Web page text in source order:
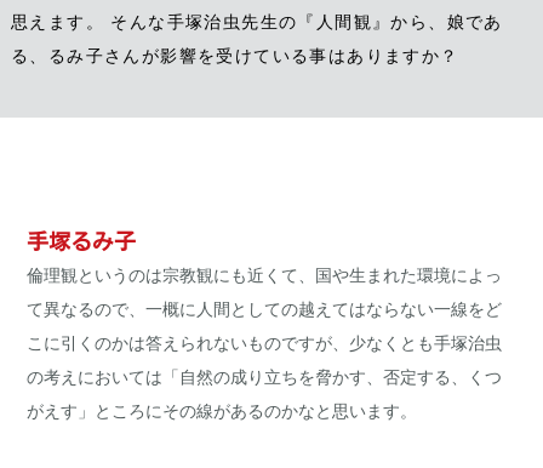
思えます。 そんな手塚治虫先生の『人間観』から、娘であ
る、るみ子さんが影響を受けている事はありますか？
手塚るみ子
倫理観というのは宗教観にも近くて、国や生まれた環境によっ
て異なるので、一概に人間としての越えてはならない一線をど
こに引くのかは答えられないものですが、少なくとも手塚治虫
の考えにおいては「自然の成り立ちを脅かす、否定する、くつ
がえす」ところにその線があるのかなと思います。